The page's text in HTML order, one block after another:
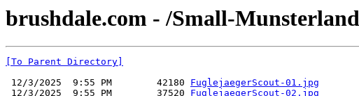
brushdale.com - /Small-
[To Parent Directory]
12/3/2025  9:55 PM        42180 FuglejaegerScout-01.jpg
12/3/2025  9:55 PM        37520 FuglejaegerScout-02.jpg